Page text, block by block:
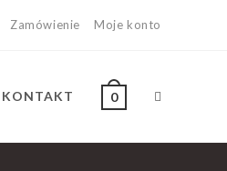
Zamówienie Moje konto
KONTAKT 0